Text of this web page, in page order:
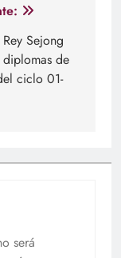
Sejong
de
ciclo 01-
será